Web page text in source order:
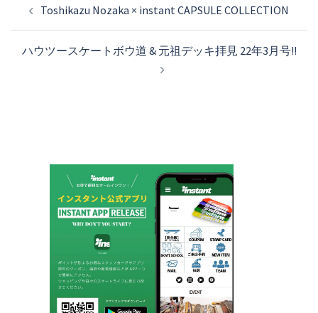
ビ
Toshikazu Nozaka × instant CAPSULE COLLECTION
ハウツースケートボウ道 & 元祖デッキ拝見 22年3月号!!